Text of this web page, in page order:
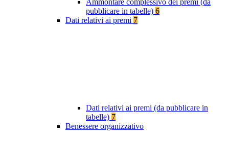
Ammontare complessivo dei premi (da
pubblicare in tabelle) 6
Dati relativi ai premi 7
Dati relativi ai premi (da pubblicare in
tabelle) 7
Benessere organizzativo